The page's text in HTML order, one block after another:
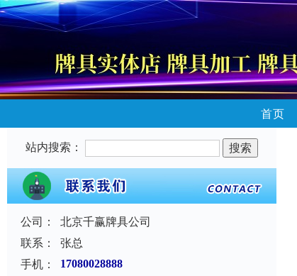
首页
站内搜索：
公司：
北京千赢牌具公司
联系：
张总
手机：
17080028888